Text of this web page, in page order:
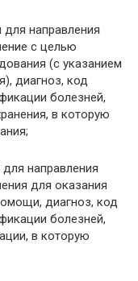
направления
с целью
(с указанием
диагноз, код
болезней,
в которую
направления
для оказания
диагноз, код
болезней,
в которую